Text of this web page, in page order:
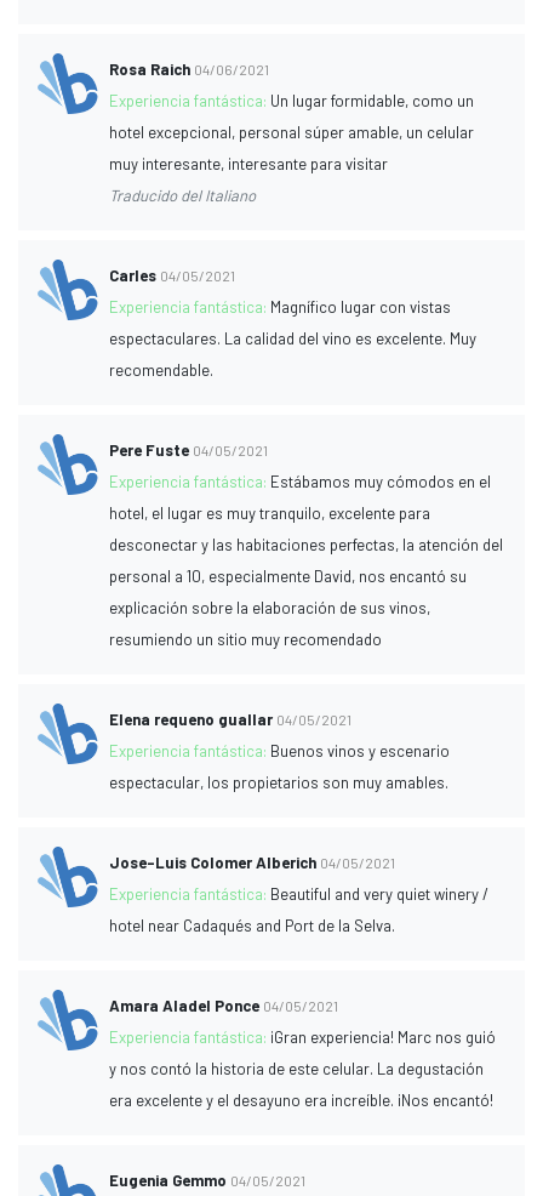
Rosa Raich 04/06/2021
Experiencia fantástica: Un lugar formidable, como un
hotel excepcional, personal súper amable, un celular
muy interesante, interesante para visitar
Traducido del Italiano
Carles 04/05/2021
Experiencia fantástica: Magnífico lugar con vistas
espectaculares. La calidad del vino es excelente. Muy
recomendable.
Pere Fuste 04/05/2021
Experiencia fantástica: Estábamos muy cómodos en el
hotel, el lugar es muy tranquilo, excelente para
desconectar y las habitaciones perfectas, la atención del
personal a 10, especialmente David, nos encantó su
explicación sobre la elaboración de sus vinos,
resumiendo un sitio muy recomendado
Elena requeno guallar 04/05/2021
Experiencia fantástica: Buenos vinos y escenario
espectacular, los propietarios son muy amables.
Jose-Luis Colomer Alberich 04/05/2021
Experiencia fantástica: Beautiful and very quiet winery /
hotel near Cadaqués and Port de la Selva.
Amara Aladel Ponce 04/05/2021
Experiencia fantástica: ¡Gran experiencia! Marc nos guió
y nos contó la historia de este celular. La degustación
era excelente y el desayuno era increíble. ¡Nos encantó!
Eugenia Gemmo 04/05/2021